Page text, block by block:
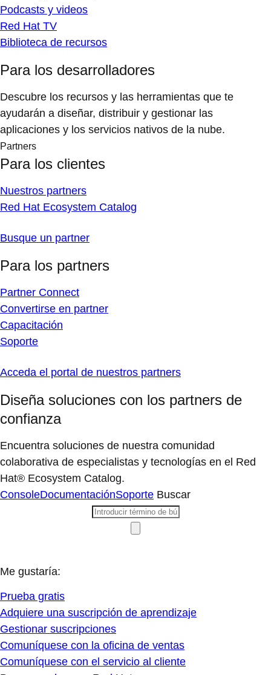
Podcasts y videos
Red Hat TV
Biblioteca de recursos
Para los desarrolladores
Descubre los recursos y las herramientas que te
ayudarán a diseñar, distribuir y gestionar las
aplicaciones y los servicios nativos de la nube.
Partners
Para los clientes
Nuestros partners
Red Hat Ecosystem Catalog
Busque un partner
Para los partners
Partner Connect
Convertirse en partner
Capacitación
Soporte
Acceda el portal de nuestros partners
Diseña soluciones con los partners de
confianza
Encuentra soluciones de nuestra comunidad
colaborativa de especialistas y tecnologías en el Red
Hat® Ecosystem Catalog.
ConsoleDocumentaciónSoporte Buscar
Me gustaría:
Prueba gratis
Adquiere una suscripción de aprendizaje
Gestionar suscripciones
Comuníquese con la oficina de ventas
Comuníquese con el servicio al cliente